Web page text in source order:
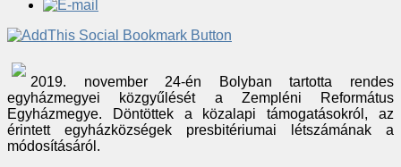
2019. november 24-én Bolyban tartotta rendes
egyházmegyei közgyűlését a Zempléni Református
Egyházmegye. Döntöttek a közalapi támogatásokról, az
érintett egyházközségek presbitériumai létszámának a
módosításáról.